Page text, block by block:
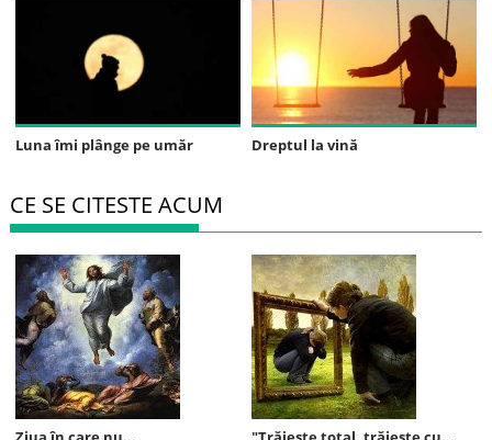
Luna îmi plânge pe umăr Dreptul la vină
CE SE CITESTE ACUM